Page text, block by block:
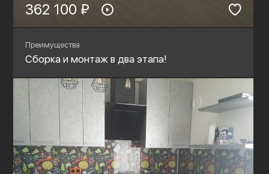
362 100 ₽
Преимущества
Сборка и монтаж в два этапа!